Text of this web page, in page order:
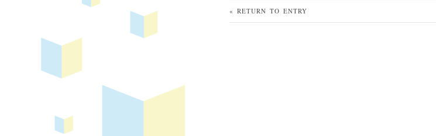
« RETURN TO ENTRY